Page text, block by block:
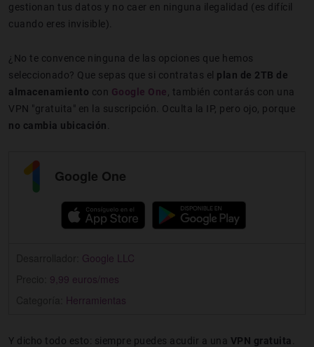
gestionan tus datos y no caer en ninguna ilegalidad (es difícil
cuando eres invisible).
¿No te convence ninguna de las opciones que hemos
seleccionado? Que sepas que si contratas el plan de 2TB de
almacenamiento con Google One , también contarás con una
VPN "gratuita" en la suscripción. Oculta la IP, pero ojo, porque
no cambia ubicación
Google One
Google LLC
9,99 euros/mes
Herramientas
Y dicho todo esto: siempre puedes acudir a una VPN gratuita